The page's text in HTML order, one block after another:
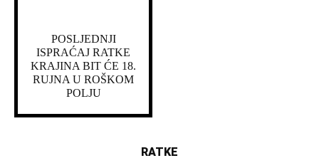
POSLJEDNJI
ISPRAĆAJ RATKE
KRAJINA BIT ĆE 18.
RUJNA U ROŠKOM
POLJU
RATKE